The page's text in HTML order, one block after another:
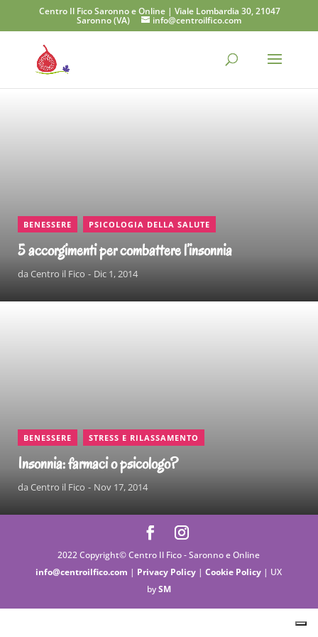
Centro Il Fico Saronno e Online | Viale Lombardia 30, 21047
Saronno (VA) info@centroilfico.com
BENESSERE PSICOLOGIA DELLA SALUTE
5 accorgimenti per combattere l’insonnia
da Centro il Fico Dic 1, 2014
BENESSERE STRESS E RILASSAMENTO
Insonnia: farmaci o psicologo?
da Centro il Fico Nov 17, 2014
2022 Copyright© Centro Il Fico - Saronno e Online
info@centroilfico.com | Privacy Policy |Cookie Policy | UX
bySM